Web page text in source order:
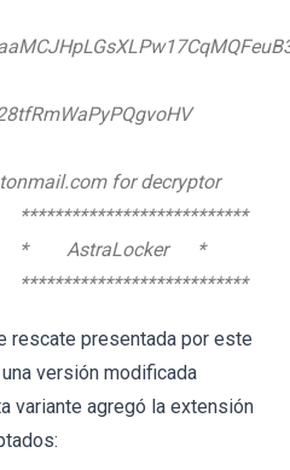
for decryptor
*
rescate presentada por este
versión modificada
variante agregó la extensión